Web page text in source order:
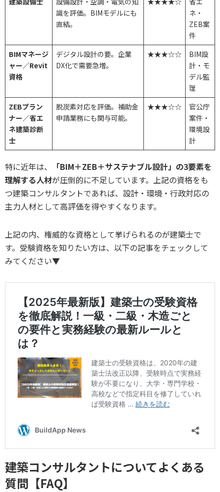
識を評価。BIMモデルにも
直結。
ネ・
ZEB案
件
BIMマネージ
ャー／Revit
資格
デジタル設計の要。企業
DX化で需要急増。
★★★☆☆
BIM設
計・モ
デル監
理
ZEBプラン
ナー／省エ
ネ建築診断
士
脱炭素対応を評価。補助金
申請業務にも関与可能。
★★★☆☆
官公庁
案件・
環境設
計
特に近年は、
「BIM＋ZEB＋サステナブル設計」の3要素を
理解する人材が圧倒的に不足しています。上記の資格をも
つ建築コンサルタントであれば、設計・環境・行政対応の
主力人材として高評価を得やすくなります。
上記の内、権威的な資格として挙げられるのが建築士で
す。受験資格を知りたい方は、以下の記事をチェックして
みてください▼
建築コンサルタントについてよくある
質問【FAQ】